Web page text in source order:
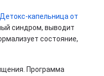
Детокс-капельница от
синдром, выводит
состояние,
Программа